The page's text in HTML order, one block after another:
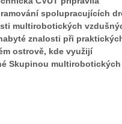
spolupracujících
multirobotických
znalosti při
ostrově, kde využijí
Skupinou multirobotických